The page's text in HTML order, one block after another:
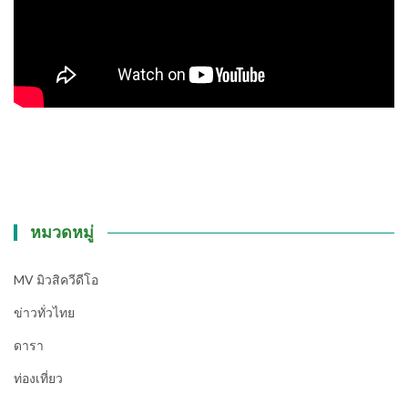
หมวดหมู่
MV มิวสิควีดีโอ
ข่าวทั่วไทย
ดารา
ท่องเที่ยว